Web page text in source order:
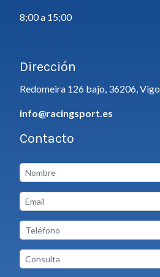
8;00 a 15;00
Dirección
Redomeira 126 bajo, 36206, Vigo
info@racingsport.es
Contacto